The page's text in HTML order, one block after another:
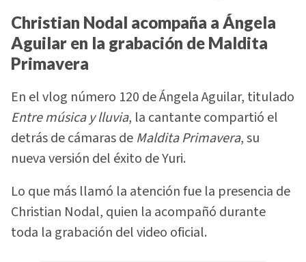
Christian Nodal acompaña a Ángela
Aguilar en la grabación de Maldita
Primavera
En el vlog número 120 de Ángela Aguilar, titulado
Entre música y lluvia, la cantante compartió el
detrás de cámaras de Maldita Primavera, su
nueva versión del éxito de Yuri.
Lo que más llamó la atención fue la presencia de
Christian Nodal, quien la acompañó durante
toda la grabación del video oficial.